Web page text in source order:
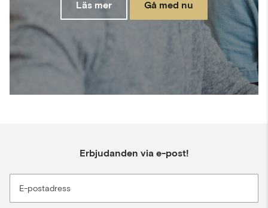
Läs mer Gå med nu
Erbjudanden via e-post!
E-postadress